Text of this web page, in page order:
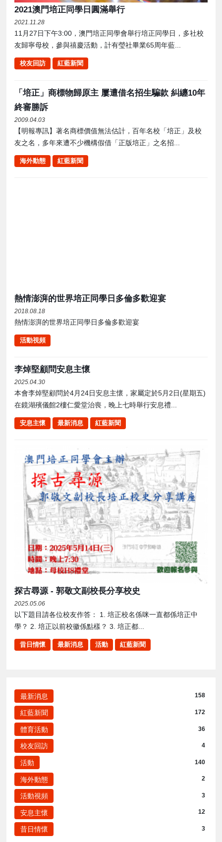
2021澳門培正同學日圓滿舉行
2021.11.28
11月27日下午3:00，澳門培正同學會舉行培正同學日，多社校
友歸寧母校，參與禧慶活動，計有瑩社畢業65周年藍...
校友回訪 紅藍新聞
「培正」商標物歸原主 屢遭借名招生騙款 糾纏10年
終審勝訴
2009.04.03
【明報專訊】著名商標價值無法估計，百年名校「培正」及校
友之名，多年來遭不少機構假借「正版培正」之名招...
海外動態 紅藍新聞
熱情澎湃的世界培正同學日多倫多歡迎宴
2018.08.18
熱情澎湃的世界培正同學日多倫多歡迎宴
活動視頻
李焯堅顧問安息主懷
2025.04.30
本會李焯堅顧問於4月24日安息主懷，家屬定於5月2日(星期五)
在鏡湖殯儀館2樓仁愛堂治喪，晚上七時舉行安息禮...
安息主懷 最新消息 紅藍新聞
探古尋源 - 郭敬文副校長分享校史
2025.05.06
以下題目請各位校友作答： 1. 培正校名係咪一直都係培正中
學？ 2. 培正以前校徽係點樣？ 3. 培正都...
昔日情懷 最新消息 活動 紅藍新聞
最新消息 158
紅藍新聞 172
體育活動 36
校友回訪 4
活動 140
海外動態 2
活動視頻 3
安息主懷 12
昔日情懷 3